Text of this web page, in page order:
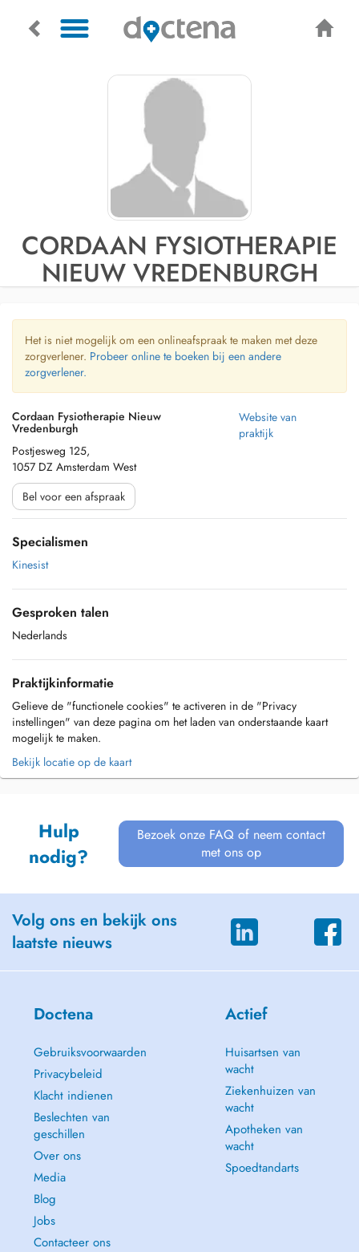
CORDAAN FYSIOTHERAPIE
NIEUW VREDENBURGH
Het is niet mogelijk om een onlineafspraak te maken met deze
zorgverlener. Probeer online te boeken bij een andere
zorgverlener.
Cordaan Fysiotherapie Nieuw
Vredenburgh
Postjesweg 125,
1057 DZ Amsterdam West
Website van
praktijk
Bel voor een afspraak
Specialismen
Kinesist
Gesproken talen
Nederlands
Praktijkinformatie
Gelieve de "functionele cookies" te activeren in de "Privacy
instellingen" van deze pagina om het laden van onderstaande kaart
mogelijk te maken.
Bekijk locatie op de kaart
Hulp
nodig?
Bezoek onze FAQ of neem contact
met ons op
Volg ons en bekijk ons
laatste nieuws
Doctena
Gebruiksvoorwaarden
Privacybeleid
Klacht indienen
Beslechten van
geschillen
Over ons
Media
Blog
Jobs
Contacteer ons
Actief
Huisartsen van
wacht
Ziekenhuizen van
wacht
Apotheken van
wacht
Spoedtandarts